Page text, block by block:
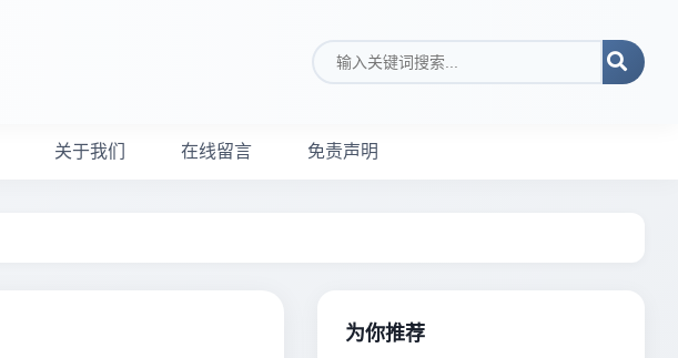
搜索关键词
关于我们 在线留言 免责声明
为你推荐